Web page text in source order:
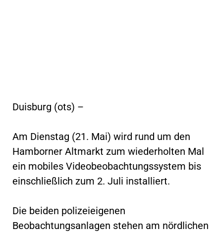
Duisburg (ots) –
Am Dienstag (21. Mai) wird rund um den
Hamborner Altmarkt zum wiederholten Mal
ein mobiles Videobeobachtungssystem bis
einschließlich zum 2. Juli installiert.
Die beiden polizeieigenen
Beobachtungsanlagen stehen am nördlichen